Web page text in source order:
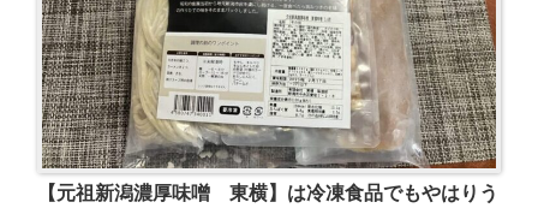
【元祖新潟濃厚味噌 東横】は冷凍食品でもやはりう